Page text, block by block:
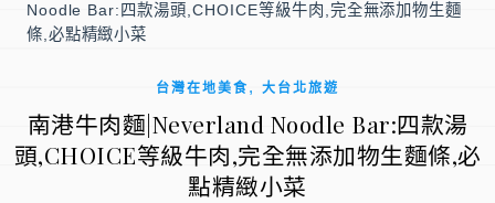
Noodle Bar:四款湯頭,CHOICE等級牛肉,完全無添加物生麵
條,必點精緻小菜
台灣在地美食 , 大台北旅遊
南港牛肉麵|Neverland Noodle Bar:四款湯
頭,CHOICE等級牛肉,完全無添加物生麵條,必
點精緻小菜